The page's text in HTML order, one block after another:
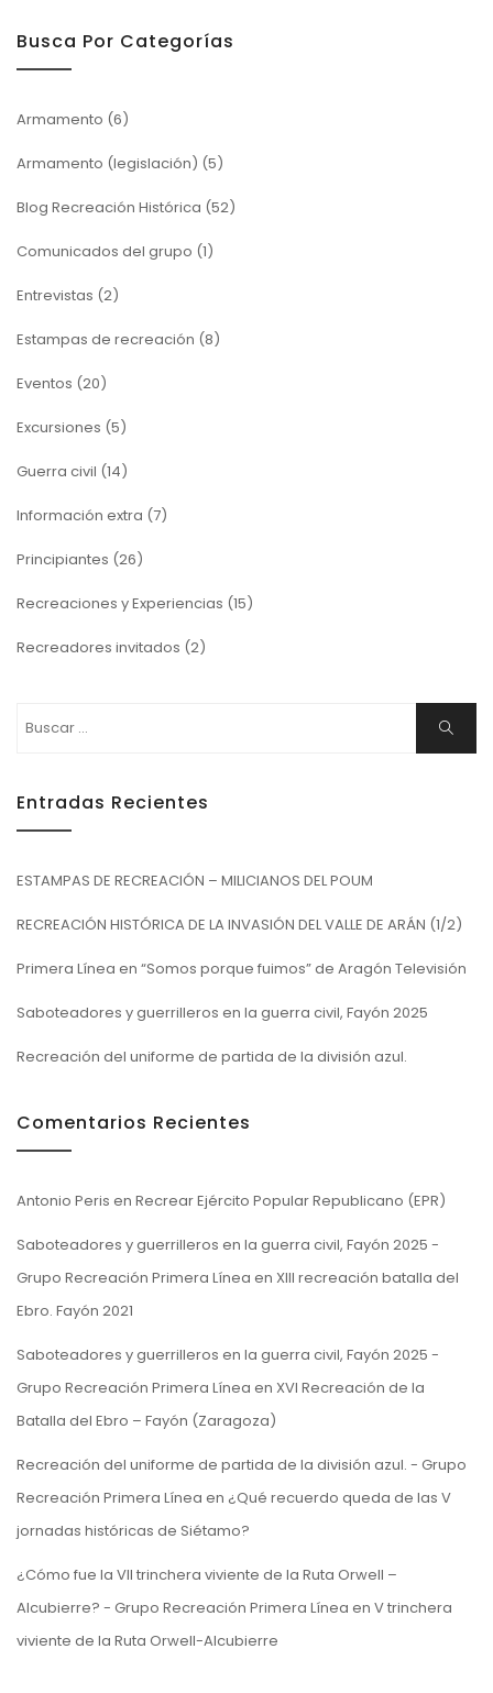
Busca Por Categorías
Armamento (6)
Armamento (legislación) (5)
Blog Recreación Histórica (52)
Comunicados del grupo (1)
Entrevistas (2)
Estampas de recreación (8)
Eventos (20)
Excursiones (5)
Guerra civil (14)
Información extra (7)
Principiantes (26)
Recreaciones y Experiencias (15)
Recreadores invitados (2)
Buscar: Buscar
Entradas Recientes
ESTAMPAS DE RECREACIÓN – MILICIANOS DEL POUM
RECREACIÓN HISTÓRICA DE LA INVASIÓN DEL VALLE DE ARÁN (1/2)
Primera Línea en “Somos porque fuimos” de Aragón Televisión
Saboteadores y guerrilleros en la guerra civil, Fayón 2025
Recreación del uniforme de partida de la división azul.
Comentarios Recientes
Antonio Peris en Recrear Ejército Popular Republicano (EPR)
Saboteadores y guerrilleros en la guerra civil, Fayón 2025 -
Grupo Recreación Primera Línea en XIII recreación batalla del
Ebro. Fayón 2021
Saboteadores y guerrilleros en la guerra civil, Fayón 2025 -
Grupo Recreación Primera Línea en XVI Recreación de la
Batalla del Ebro – Fayón (Zaragoza)
Recreación del uniforme de partida de la división azul. - Grupo
Recreación Primera Línea en ¿Qué recuerdo queda de las V
jornadas históricas de Siétamo?
¿Cómo fue la VII trinchera viviente de la Ruta Orwell –
Alcubierre? - Grupo Recreación Primera Línea en V trinchera
viviente de la Ruta Orwell-Alcubierre